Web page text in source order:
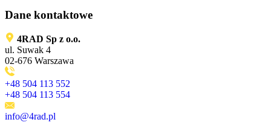
Dane kontaktowe
4RAD Sp z o.o.
ul. Suwak 4
02-676 Warszawa
+48 504 113 552
+48 504 113 554
info@4rad.pl